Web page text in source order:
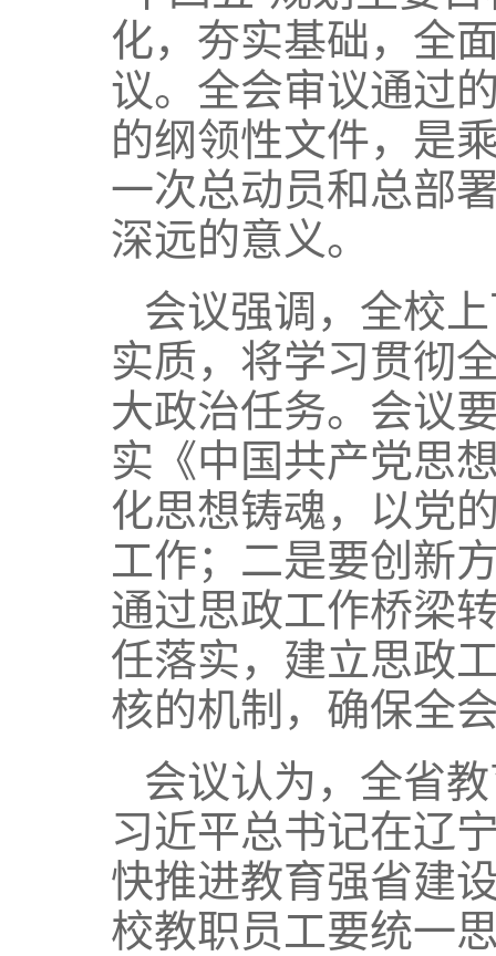
化，夯实基础，全
议。全会审议通过
的纲领性文件，是
一次总动员和总部
深远的意义。
会议强调，全校
实质，将学习贯彻
大政治任务。会议
实《中国共产党思
化思想铸魂，以党
工作；二是要创新
通过思政工作桥梁
任落实，建立思政
核的机制，确保全
会议认为，全省
习近平总书记在辽
快推进教育强省建
校教职员工要统一